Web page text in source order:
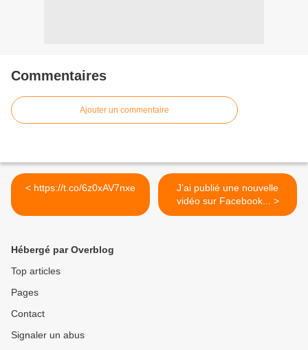
Commentaires
Ajouter un commentaire
< https://t.co/6z0xAV7nxe
J’ai publié une nouvelle
vidéo sur Facebook... >
Hébergé par Overblog
Top articles
Pages
Contact
Signaler un abus